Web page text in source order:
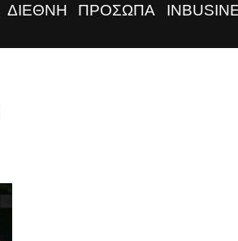
ΔΙΕΘΝΗ ΠΡΟΣΩΠΑ